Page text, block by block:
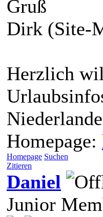
Gruß
Dirk (Site-
Herzlich
Homepage:
Homepage Suchen
Zitieren
Daniel
Junior